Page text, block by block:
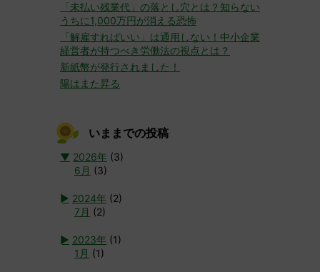
「未払い残業代」の落とし穴とは？知らない
うちに1,000万円が消える恐怖
「解雇すればいい」は通用しない！中小企業
経営者が持つべき労働法の視点とは？
新紙幣が発行されました！
陽はまた昇る
いままでの投稿
▼ 2026年 (3)
6月 (3)
► 2024年 (2)
7月 (2)
► 2023年 (1)
1月 (1)